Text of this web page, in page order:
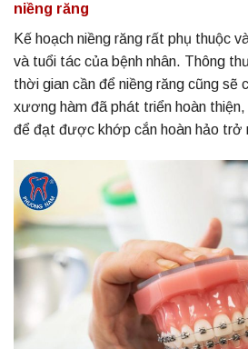
niềng răng
Kế hoạch niềng răng rất phụ thuộc
và tuổi tác của bệnh nhân. Thông
thời gian cần để niềng răng cũng sẽ
xương hàm đã phát triển hoàn thiện,
để đạt được khớp cắn hoàn hảo trở